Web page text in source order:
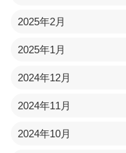
2025年2月
2025年1月
2024年12月
2024年11月
2024年10月